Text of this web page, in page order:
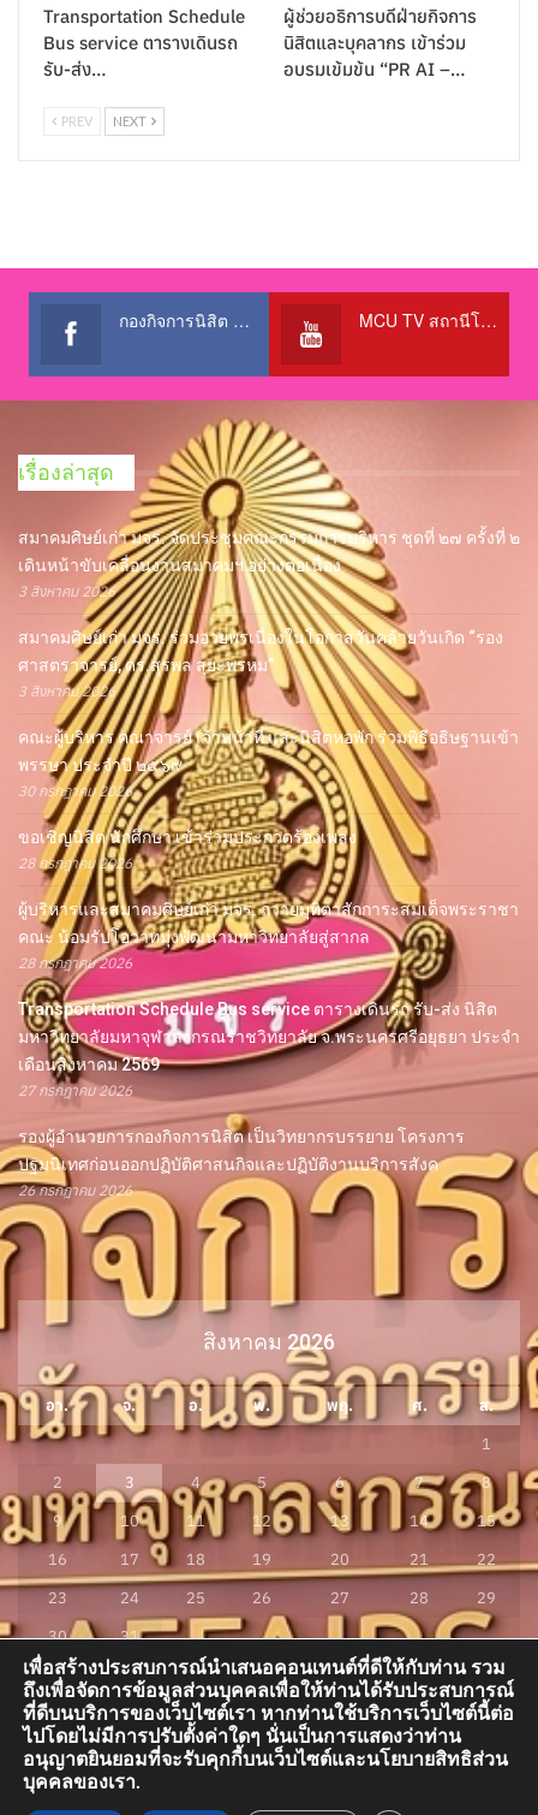
Transportation Schedule
Bus service ตารางเดินรถ
รับ-ส่ง…
ผู้ช่วยอธิการบดีฝ่ายกิจการ
นิสิตและบุคลากร เข้าร่วม
อบรมเข้มข้น “PR AI –…
PREV NEXT
กองกิจการนิสิต สำนักงานอธิการบดี MCU TV สถานีโทรทัศน์เพื่อการศึกษา @OfficialTBCChannel
เรื่องล่าสุด
สมาคมศิษย์เก่า มจร. จัดประชุมคณะกรรมการบริหาร ชุดที่ ๒๗ ครั้งที่ ๒
เดินหน้าขับเคลื่อนงานสมาคมฯ อย่างต่อเนื่อง
3 สิงหาคม 2026
สมาคมศิษย์เก่า มจร. ร่วมอวยพรเนื่องในโอกาสวันคล้ายวันเกิด “รอง
ศาสตราจารย์, ดร.สุรพล สุยะพรหม”
3 สิงหาคม 2026
คณะผู้บริหาร คณาจารย์ เจ้าหน้าที่ และนิสิตหอพัก ร่วมพิธีอธิษฐานเข้า
พรรษา ประจำปี ๒๕๖๙
30 กรกฎาคม 2026
ขอเชิญนิสิต นักศึกษา เข้าร่วมประกวดร้องเพลง
28 กรกฎาคม 2026
ผู้บริหารและสมาคมศิษย์เก่า มจร. ถวายมุทิตาสักการะสมเด็จพระราชา
คณะ น้อมรับโอวาทมุ่งพัฒนามหาวิทยาลัยสู่สากล
28 กรกฎาคม 2026
Transportation Schedule Bus service ตารางเดินรถ รับ-ส่ง นิสิต
มหาวิทยาลัยมหาจุฬาลงกรณราชวิทยาลัย จ.พระนครศรีอยุธยา ประจำ
เดือนสิงหาคม 2569
27 กรกฎาคม 2026
รองผู้อำนวยการกองกิจการนิสิต เป็นวิทยากรบรรยาย โครงการ
ปฐมนิเทศก่อนออกปฏิบัติศาสนกิจและปฏิบัติงานบริการสังค
26 กรกฎาคม 2026
สิงหาคม 2026
อา. จ. อ. พ. พฤ. ศ.
ส.
1
2
3 4 5 6 7
8
9
10 11 12 13 14
15
16
17 18 19 20 21
22
23
24 25 26 27 28
29
30
31
« ก.ค.
กองกิจการนิสิต อาคารสมเด็จพระพุฒาจารย์ (เกี่ยว อุปเสณมหาเถระ) อาคารเรียน
รวม โซน A ชั้น 3 ห้อง A300 มหาวิทยาลัยมหาจุฬาลงกรณราชวิทยาลัย ต.ลำไทร
เพื่อสร้างประสบการณ์นำเสนอคอนเทนต์ที่ดีให้กับท่าน รวม
ถึงเพื่อจัดการข้อมูลส่วนบุคคลเพื่อให้ท่านได้รับประสบการณ์
ที่ดีบนบริการของเว็บไซต์เรา หากท่านใช้บริการเว็บไซต์นี้ต่อ
ไปโดยไม่มีการปรับตั้งค่าใดๆ นั่นเป็นการแสดงว่าท่าน
อนุญาตยินยอมที่จะรับคุกกี้บนเว็บไซต์และนโยบายสิทธิส่วน
บุคคลของเรา.